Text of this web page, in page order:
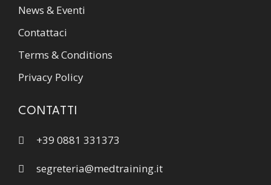
News & Eventi
Contattaci
Terms & Conditions
Privacy Policy
CONTATTI
+39 0881 331373
segreteria@medtraining.it